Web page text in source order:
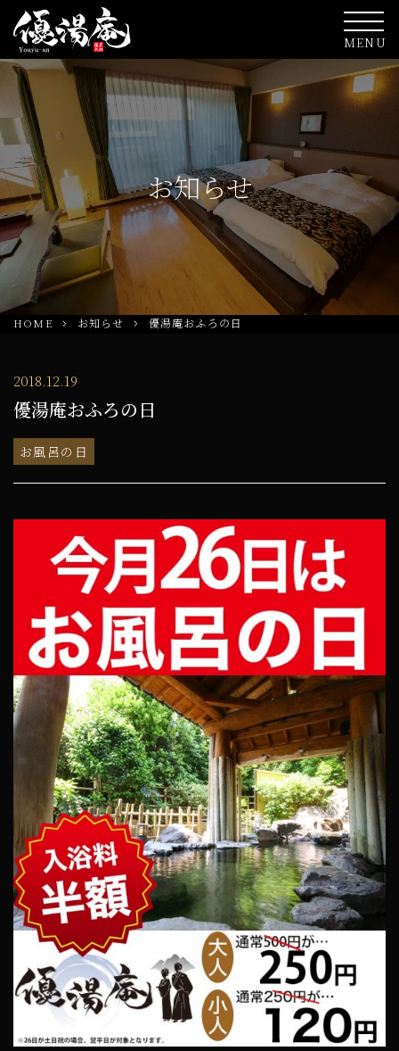
MENU
お知らせ
HOME お知らせ 優湯庵おふろの日
2018.12.19
優湯庵おふろの日
お風呂の日